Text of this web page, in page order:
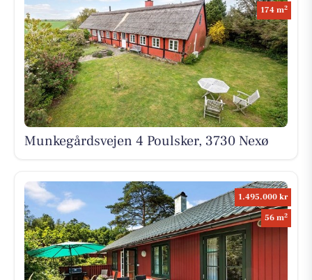
174 m2
Munkegårdsvejen 4 Poulsker, 3730 Nexø
1.495.000 kr
56 m2